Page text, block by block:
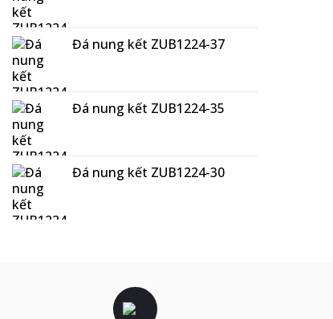
Đá nung kết ZUB1224-37
Đá nung kết ZUB1224-35
Đá nung kết ZUB1224-30